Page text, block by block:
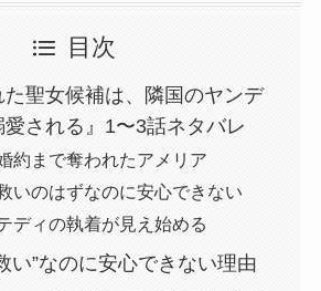
目次
た聖女候補は、隣国のヤンデ
愛される』1〜3話ネタバレ
約まで奪われたアメリア
いのはずなのに安心できない
ディの執着が見え始める
い”なのに安心できない理由